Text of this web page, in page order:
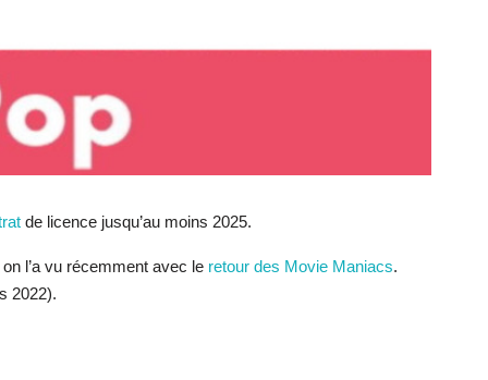
de licence jusqu’au moins 2025.
l’a vu récemment avec le retour des Movie Maniacs.
2022).